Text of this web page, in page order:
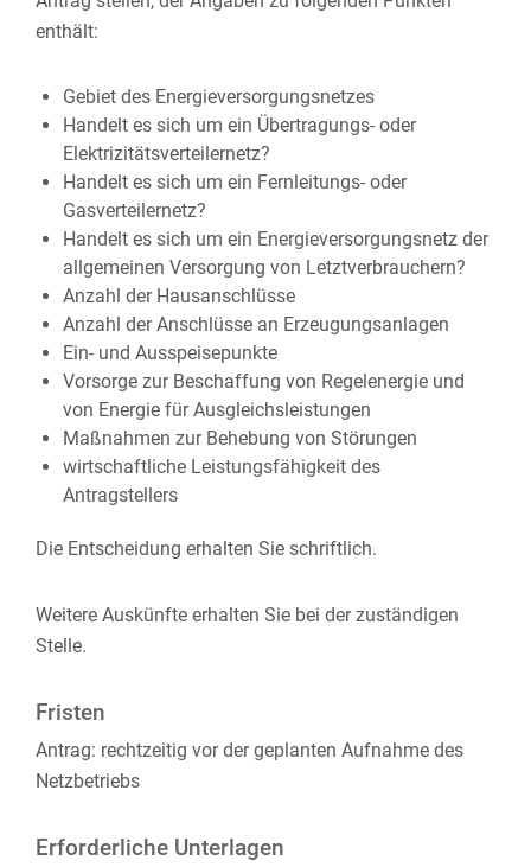
enthält:
Gebiet des Energieversorgungsnetzes
Handelt es sich um ein Übertragungs- oder
Elektrizitätsverteilernetz?
Handelt es sich um ein Fernleitungs- oder
Gasverteilernetz?
Handelt es sich um ein Energieversorgungsnetz der
allgemeinen Versorgung von Letztverbrauchern?
Anzahl der Hausanschlüsse
Anzahl der Anschlüsse an Erzeugungsanlagen
Ein- und Ausspeisepunkte
Vorsorge zur Beschaffung von Regelenergie und
von Energie für Ausgleichsleistungen
Maßnahmen zur Behebung von Störungen
wirtschaftliche Leistungsfähigkeit des
Antragstellers
Die Entscheidung erhalten Sie schriftlich.
Weitere Auskünfte erhalten Sie bei der zuständigen
Stelle.
Fristen
Antrag: rechtzeitig vor der geplanten Aufnahme des
Netzbetriebs
Erforderliche Unterlagen